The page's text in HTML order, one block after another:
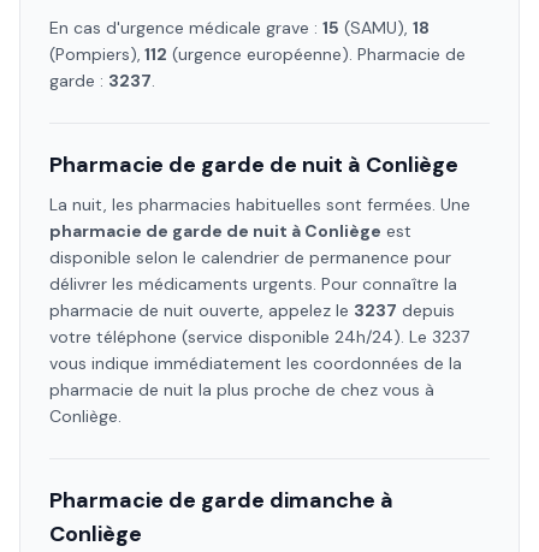
En cas d'urgence médicale grave : 15 (SAMU), 18
(Pompiers), 112 (urgence européenne). Pharmacie de
garde : 3237.
Pharmacie de garde de nuit à Conliège
La nuit, les pharmacies habituelles sont fermées. Une
pharmacie de garde de nuit à Conliège est
disponible selon le calendrier de permanence pour
délivrer les médicaments urgents. Pour connaître la
pharmacie de nuit ouverte, appelez le 3237 depuis
votre téléphone (service disponible 24h/24). Le 3237
vous indique immédiatement les coordonnées de la
pharmacie de nuit la plus proche de chez vous à
Conliège.
Pharmacie de garde dimanche à
Conliège